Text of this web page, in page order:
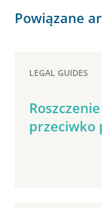
Powiązane
LEGAL GUIDES
przeciwko